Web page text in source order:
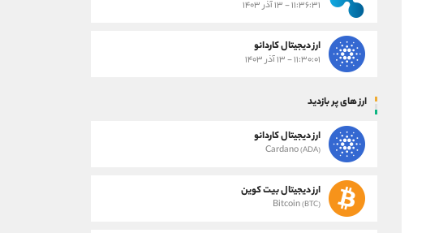
۱۱:۳۶:۳۱ - ۱۳ آذر ۱۴۰۳
ارز دیجیتال کاردانو
۱۱:۳۰:۰۱ - ۱۳ آذر ۱۴۰۳
ارز های پر بازدید
ارز دیجیتال کاردانو
Cardano(ADA)
ارز دیجیتال بیت کوین
Bitcoin(BTC)